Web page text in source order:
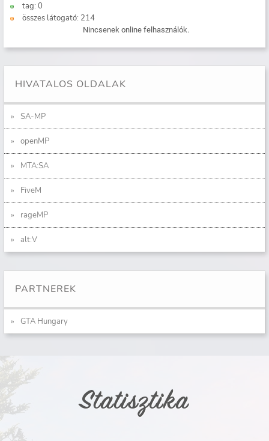
tag: 0
összes látogató: 214
Nincsenek online felhasználók.
HIVATALOS OLDALAK
SA-MP
openMP
MTA:SA
FiveM
rageMP
alt:V
PARTNEREK
GTA Hungary
Statisztika